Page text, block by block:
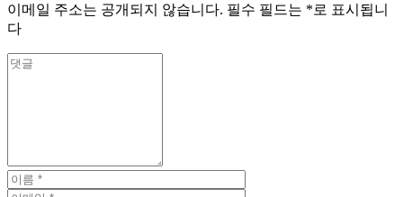
이메일 주소는 공개되지 않습니다. 필수 필드는 *로 표시됩니
다